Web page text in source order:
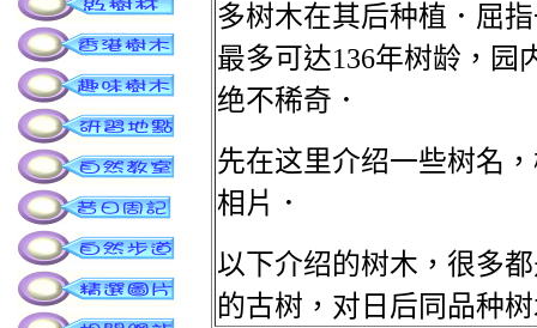
多树木在其后种植．屈
最多可达136年树龄，园
绝不稀奇．
先在这里介绍一些树名
相片．
以下介绍的树木，很多
的古树，对日后同品种